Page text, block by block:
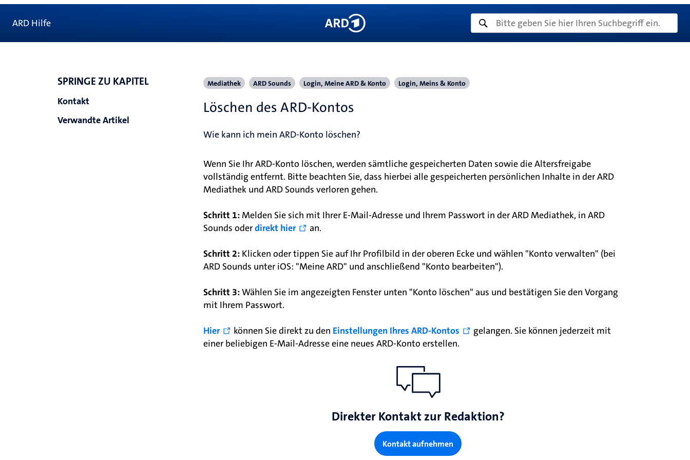
ARD Hilfe
SPRINGE ZU KAPITEL
Kontakt
Verwandte Artikel
Mediathek ARD Sounds Login, Meine ARD & Konto Login, Meins & Konto
Löschen des ARD-Kontos
Wie kann ich mein ARD-Konto löschen?
Wenn Sie Ihr ARD-Konto löschen, werden sämtliche gespeicherten Daten sowie die Altersfreigabe
vollständig entfernt. Bitte beachten Sie, dass hierbei alle gespeicherten persönlichen Inhalte in der ARD
Mediathek und ARD Sounds verloren gehen.
Schritt 1: Melden Sie sich mit Ihrer E-Mail-Adresse und Ihrem Passwort in der ARD Mediathek, in ARD
Sounds oderdirekt hier an.
Schritt 2: Klicken oder tippen Sie auf Ihr Profilbild in der oberen Ecke und wählen "Konto verwalten" (bei
ARD Sounds unter iOS: "Meine ARD" und anschließend "Konto bearbeiten").
Schritt 3:Wählen Sie im angezeigten Fenster unten "Konto löschen" aus und bestätigen Sie den Vorgang
mit Ihrem Passwort.
Hier können Sie direkt zu den Einstellungen Ihres ARD-Kontos
gelangen. Sie können jederzeit mit
einer beliebigen E-Mail-Adresse eine neues ARD-Konto erstellen.
Direkter Kontakt zur Redaktion?
Kontakt aufnehmen